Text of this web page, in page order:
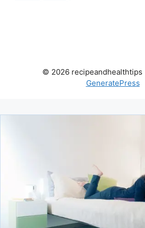
© 2026 recipeandhealthtips
GeneratePress